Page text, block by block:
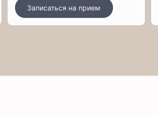
Записаться на прием